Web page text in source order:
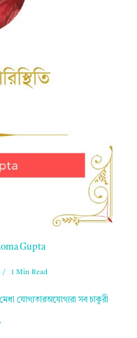
Gupta
1 Min Read
যোগ্যতারঅযোগ্যরা সব চাকুরী